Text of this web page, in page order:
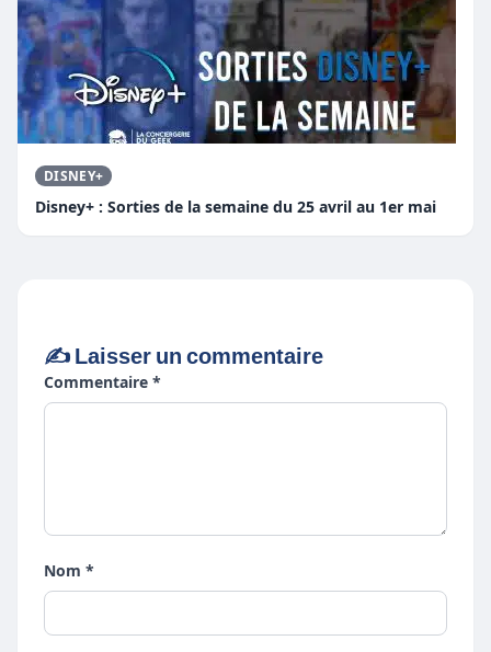
DISNEY+
Disney+ : Sorties de la semaine du 25 avril au 1er mai
✍️ Laisser un commentaire
Commentaire *
Nom *